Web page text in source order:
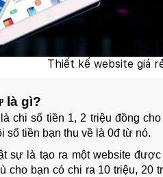
Thiết kế website giá
là gì?
chi số tiền 1, 2 triệu đồng
số tiền bạn thu về là 0đ từ nó.
sự là tạo ra một website
cho bạn có chi ra 10 triệu, 20